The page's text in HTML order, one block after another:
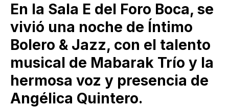
En la Sala E del Foro Boca, se
vivió una noche de Íntimo
Bolero & Jazz, con el talento
musical de Mabarak Trío y la
hermosa voz y presencia de
Angélica Quintero.